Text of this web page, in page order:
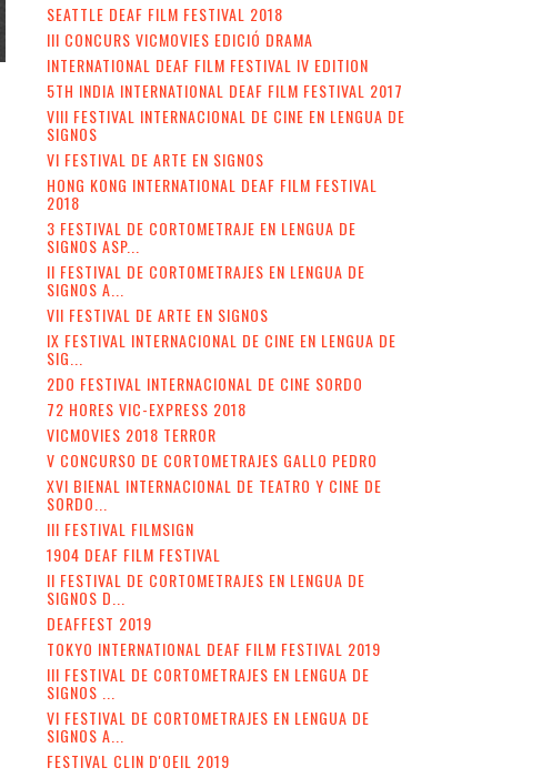
SEATTLE DEAF FILM FESTIVAL 2018
III CONCURS VICMOVIES EDICIÓ DRAMA
INTERNATIONAL DEAF FILM FESTIVAL IV EDITION
5TH INDIA INTERNATIONAL DEAF FILM FESTIVAL 2017
VIII FESTIVAL INTERNACIONAL DE CINE EN LENGUA DE
SIGNOS
VI FESTIVAL DE ARTE EN SIGNOS
HONG KONG INTERNATIONAL DEAF FILM FESTIVAL
2018
3 FESTIVAL DE CORTOMETRAJE EN LENGUA DE
SIGNOS ASP...
II FESTIVAL DE CORTOMETRAJES EN LENGUA DE
SIGNOS A...
VII FESTIVAL DE ARTE EN SIGNOS
IX FESTIVAL INTERNACIONAL DE CINE EN LENGUA DE
SIG...
2DO FESTIVAL INTERNACIONAL DE CINE SORDO
72 HORES VIC-EXPRESS 2018
VICMOVIES 2018 TERROR
V CONCURSO DE CORTOMETRAJES GALLO PEDRO
XVI BIENAL INTERNACIONAL DE TEATRO Y CINE DE
SORDO...
III FESTIVAL FILMSIGN
1904 DEAF FILM FESTIVAL
II FESTIVAL DE CORTOMETRAJES EN LENGUA DE
SIGNOS D...
DEAFFEST 2019
TOKYO INTERNATIONAL DEAF FILM FESTIVAL 2019
III FESTIVAL DE CORTOMETRAJES EN LENGUA DE
SIGNOS ...
VI FESTIVAL DE CORTOMETRAJES EN LENGUA DE
SIGNOS A...
FESTIVAL CLIN D'OEIL 2019